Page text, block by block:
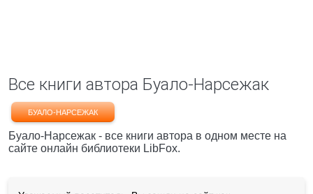
Все книги автора Буало-Нарсежак
БУАЛО-НАРСЕЖАК
Буало-Нарсежак - все книги автора в одном месте на
сайте онлайн библиотеки LibFox.